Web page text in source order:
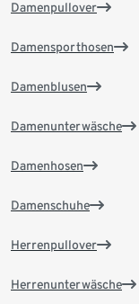
Damenpullover
Damensporthosen
Damenblusen
Damenunterwäsche
Damenhosen
Damenschuhe
Herrenpullover
Herrenunterwäsche